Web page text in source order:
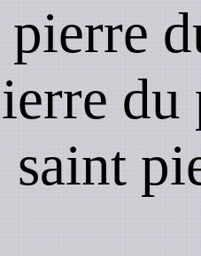
pierre
saint